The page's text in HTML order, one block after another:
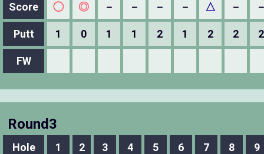
Score ◯ ◎ － － － － △ －
Putt 1 0 1 1 2 1 2 2 2
FW
Round3
Hole 1 2 3 4 5 6 7 8 9